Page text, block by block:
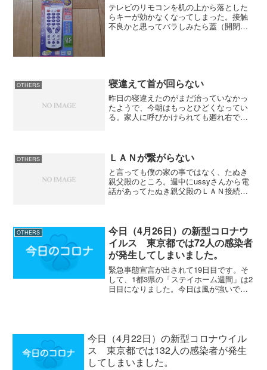
テレビのリモコンを机の上から落とした
らキーが効かなくなってしまった。接触
不良かと思ってバラしみたら蓋（開閉
OTHERS 寝違えて首が回らない
昨日の寝違えたのがまだ治っていなかっ
たようで、今朝はもっとひどくなってい
る。家人に呼びかけられても廻れ右で向
ゃ、競馬に集中出来ないよ...
OTHERS ＬＡＮが繋がらない
と言っても僕の家の事ではなく、たぬき
親父殿のところ。週中にussyさんから電
話があってたぬき親父殿のＬＡＮ接続が
た？」と聞いたらussy...
OTHERS
今日（4月26日）の新型コロナウ
イルス 東京都では72人の感染者
が発生してしまいました。
緊急事態宣言が出されて19日目です。そ
して、1都3県の「ステイホーム週間」は2
日目になりました。今日は風が強いです
今日（4月22日）の新型コロナウイル
ス 東京都では132人の感染者が発生
してしまいました。